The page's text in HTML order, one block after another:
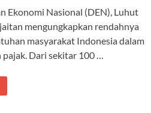
Ekonomi Nasional (DEN), Luhut
mengungkapkan rendahnya
masyarakat Indonesia dalam
Dari sekitar 100 …